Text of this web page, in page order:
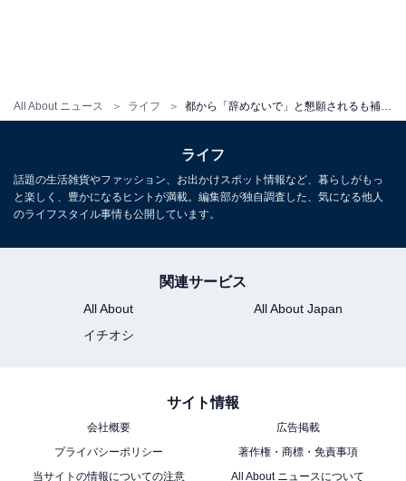
All About ニュース ライフ
を得ないという現実があります。そして、どうしても昼
では、夜間に子どもを預ける保護者は無責任なのでしょ
うか。野村さんいわく、この20年で「保護者の意識も変
「それこそ20年前は、2日も3日も子どもを預けたままで
連絡もしてこない保護者がいたこともありました。しか
し現在は、そういう保護者は皆無です」
えに来る親が、疲労のあまり寝過ごしてしまうといった
例外はあります。しかし、それは毎回ではありません。
親たちも必死に仕事と育児を両立しようとしています。
ライフ
話題の生活雑貨やファッション、お出かけスポット情報など、暮らしがもっ
と楽しく、豊かになるヒントが満載。編集部が独自調査した、気になる他人
のライフスタイル事情も公開しています。
関連サービス
All About
All About Japan
イチオシ
サイト情報
会社概要
広告掲載
プライバシーポリシー
著作権・商標・免責事項
当サイトの情報についての注意
All About ニュースについて